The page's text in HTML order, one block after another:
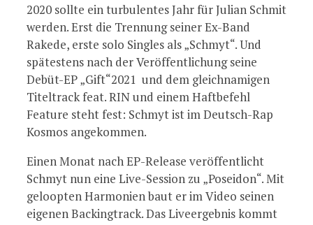
2020 sollte ein turbulentes Jahr für Julian Schmit
werden. Erst die Trennung seiner Ex-Band
Rakede, erste solo Singles als „Schmyt“. Und
spätestens nach der Veröffentlichung seine
Debüt-EP „Gift“2021 und dem gleichnamigen
Titeltrack feat. RIN und einem Haftbefehl
Feature steht fest: Schmyt ist im Deutsch-Rap
Kosmos angekommen.
Einen Monat nach EP-Release veröffentlicht
Schmyt nun eine Live-Session zu „Poseidon“. Mit
geloopten Harmonien baut er im Video seinen
eigenen Backingtrack. Das Liveergebnis kommt